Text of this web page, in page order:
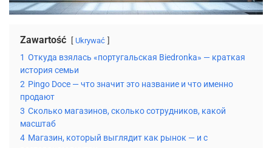
Zawartość Ukrywać
1 Откуда взялась «португальская Biedronka» — краткая
история семьи
2 Pingo Doce — что значит это название и что именно
продают
3 Сколько магазинов, сколько сотрудников, какой
масштаб
4 Магазин, который выглядит как рынок — и с